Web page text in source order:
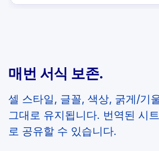
매번 서식 보존.
셀 스타일, 글꼴, 색상, 굵게/기
그대로 유지됩니다. 번역된 시
로 공유할 수 있습니다.